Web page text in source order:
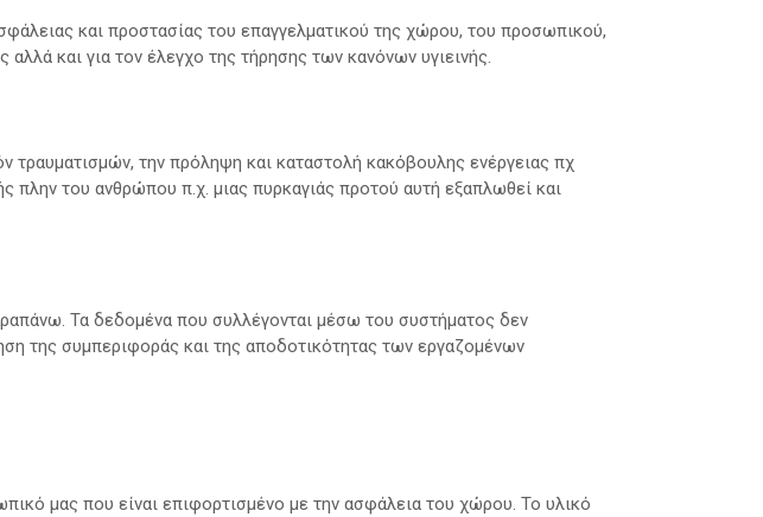
και προστασίας του επαγγελματικού της χώρου, του προσωπικού,
και για τον έλεγχο της τήρησης των κανόνων υγιεινής.
την πρόληψη και καταστολή κακόβουλης ενέργειας πχ
πλην του ανθρώπου π.χ. μιας πυρκαγιάς προτού αυτή εξαπλωθεί και
Τα δεδομένα που συλλέγονται μέσω του συστήματος δεν
της συμπεριφοράς και της αποδοτικότητας των εργαζομένων
μας που είναι επιφορτισμένο με την ασφάλεια του χώρου. Το υλικό